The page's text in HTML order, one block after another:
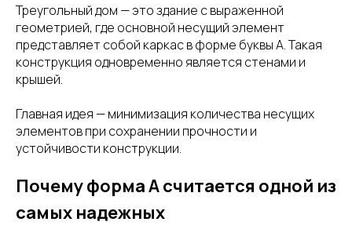
Треугольный дом — это здание с выраженной
геометрией, где основной несущий элемент
представляет собой каркас в форме буквы A. Такая
конструкция одновременно является стенами и
крышей.
Главная идея — минимизация количества несущих
элементов при сохранении прочности и
устойчивости конструкции.
Почему форма A считается одной из
самых надежных